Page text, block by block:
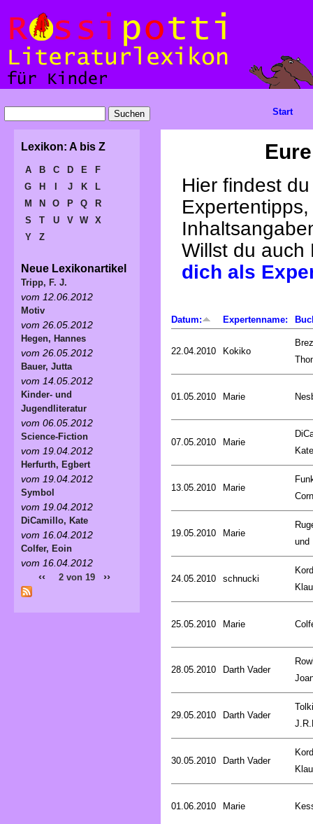
Hier findest
Willst du
dich als
Datum: Expertenname:
22.04.2010 Kokiko
01.05.2010 Marie
07.05.2010 Marie
Kate
13.05.2010 Marie
19.05.2010 Marie
und
24.05.2010 schnucki
25.05.2010 Marie
28.05.2010 Darth Vader
29.05.2010 Darth Vader
30.05.2010 Darth Vader
01.06.2010 Marie
Start
Lexikon: A bis Z
A B C D E
F
G
H J K
L
M
N O P Q
R
S
T U V W
X
Y
Z
Neue Lexikonartikel
Tripp, F. J.
vom 12.06.2012
Motiv
vom 26.05.2012
Hegen, Hannes
vom 26.05.2012
Bauer, Jutta
vom 14.05.2012
Kinder- und
Jugendliteratur
vom 06.05.2012
Science-Fiction
vom 19.04.2012
Herfurth, Egbert
vom 19.04.2012
Symbol
vom 19.04.2012
DiCamillo, Kate
vom 16.04.2012
Colfer, Eoin
vom 16.04.2012
‹‹ 2 von 19 ››